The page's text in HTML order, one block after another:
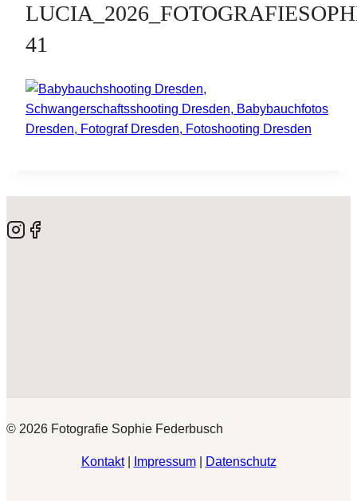
41
© 2026 Fotografie Sophie Federbusch
Kontakt| Impressum| Datenschutz